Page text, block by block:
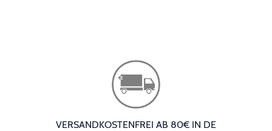
VERSANDKOSTENFREI AB 80€ IN DE